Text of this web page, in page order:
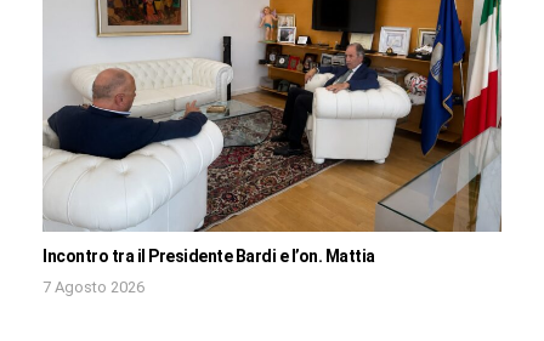
Incontro tra il Presidente Bardi e l’on. Mattia
7 Agosto 2026